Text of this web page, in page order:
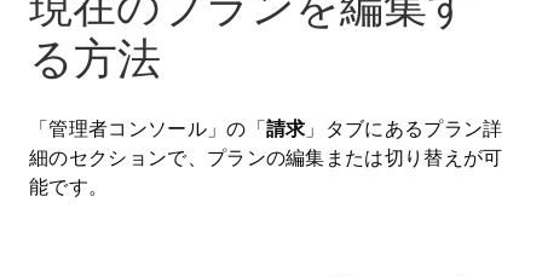
る方法
「管理者コンソール」の「 請求 」タブにあるプラン詳
細のセクションで、プランの編集または切り替えが可
能です。